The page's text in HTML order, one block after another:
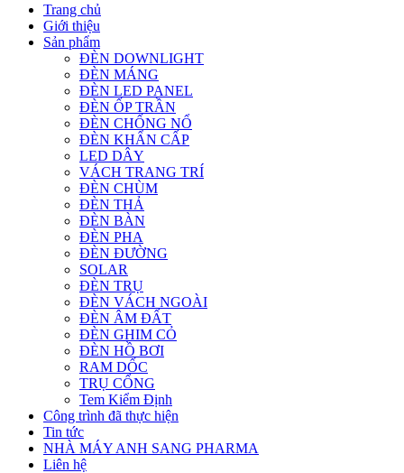
Trang chủ
Giới thiệu
Sản phẩm
ĐÈN DOWNLIGHT
ĐÈN MÁNG
ĐÈN LED PANEL
ĐÈN ỐP TRẦN
ĐÈN CHỐNG NỔ
ĐÈN KHẨN CẤP
LED DÂY
VÁCH TRANG TRÍ
ĐÈN CHÙM
ĐÈN THẢ
ĐÈN BÀN
ĐÈN PHA
ĐÈN ĐƯỜNG
SOLAR
ĐÈN TRỤ
ĐÈN VÁCH NGOÀI
ĐÈN ÂM ĐẤT
ĐÈN GHIM CỎ
ĐÈN HỒ BƠI
RAM DỐC
TRỤ CỔNG
Tem Kiểm Định
Công trình đã thực hiện
Tin tức
NHÀ MÁY ANH SANG PHARMA
Liên hệ